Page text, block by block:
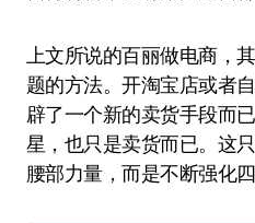
上文所说的百丽做电商，
题的方法。开淘宝店或者
辟了一个新的卖货手段而
星，也只是卖货而已。这
腰部力量，而是不断强化